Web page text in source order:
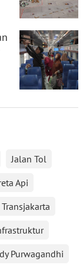
Jalan Tol
Api
Transjakarta
Purwagandhi